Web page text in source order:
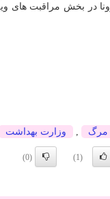
مبتلا به کرونا در بخش
مرگ , وزارت بهداشت
(1)
(0)